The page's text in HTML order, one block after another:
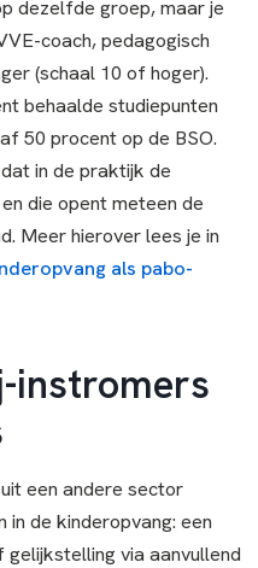
dezelfde groep, maar je
coach, pedagogisch
(schaal 10 of hoger).
behaalde studiepunten
50 procent op de BSO.
in de praktijk de
die opent meteen de
Meer hierover lees je in
als pabo-
instromers
een andere sector
in de kinderopvang: een
via aanvullend